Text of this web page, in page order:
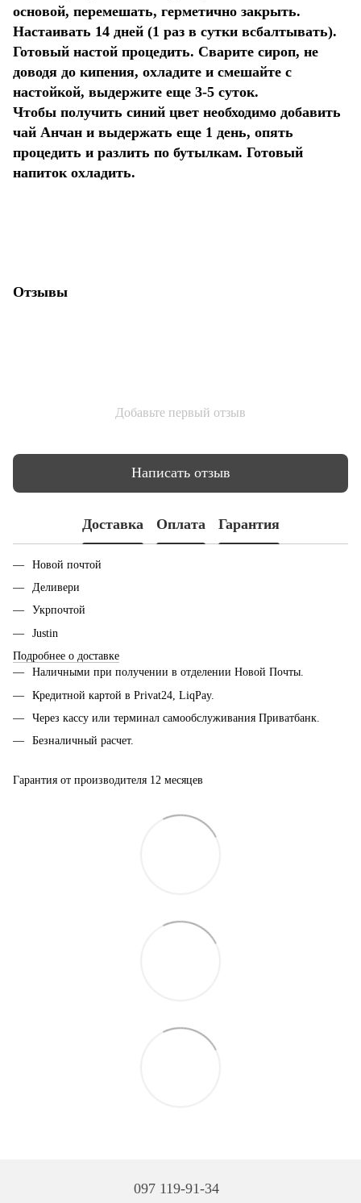
основой, перемешать, герметично закрыть.
Настаивать 14 дней (1 раз в сутки всбалтывать).
Готовый настой процедить. Сварите сироп, не
доводя до кипения, охладите и смешайте с
настойкой, выдержите еще 3-5 суток.
Чтобы получить синий цвет необходимо добавить
чай Анчан и выдержать еще 1 день, опять
процедить и разлить по бутылкам. Готовый
напиток охладить.
Отзывы
Добавьте первый отзыв
Написать отзыв
Доставка Оплата Гарантия
Новой почтой
Деливери
Укрпочтой
Justin
Подробнее о доставке
Наличными при получении в отделении Новой Почты.
Кредитной картой в Privat24, LiqPay.
Через кассу или терминал самообслуживания Приватбанк.
Безналичный расчет.
Гарантия от производителя 12 месяцев
097 119-91-34